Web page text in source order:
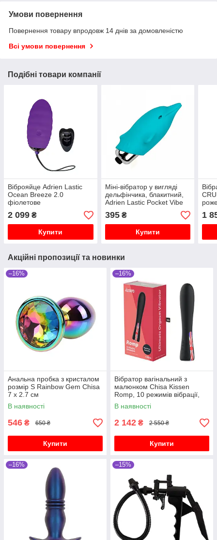
Умови повернення
Повернення товару впродовж 14 днів за домовленістю
Всі умови повернення
Подібні товари компанії
Віброяйце Adrien Lastic
Ocean Breeze 2.0
фіолетове
2 099 ₴
Купити
Міні-вібратор у вигляді
дельфінчика, блакитний,
Adrien Lastic Pocket Vibe
395₴
Купити
1
Акційні пропозиції та новинки
–16%
Анальна пробка з кристалом
розмір S Rainbow Gem Chisa
7 х 2.7 см
В наявності
546 ₴ 650 ₴
Купити
–16%
Вібратор вагінальний з
малюнком Chisa Kissen
Romp, 10 режимів вібрації,
чорний
В наявності
2 142 ₴ 2 550 ₴
Купити
–16% –15%